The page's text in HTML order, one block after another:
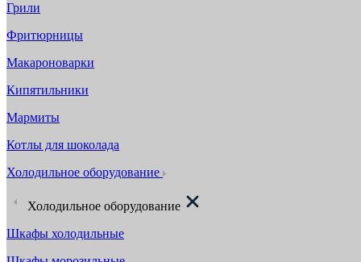
Грили
Фритюрницы
Макароноварки
Кипятильники
Мармиты
Котлы для шоколада
Холодильное оборудование
Холодильное оборудование
Шкафы холодильные